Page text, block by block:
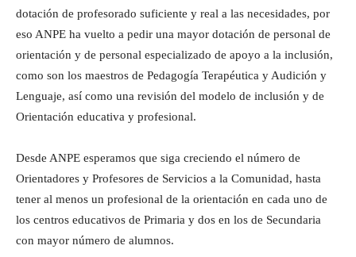
dotación de profesorado suficiente y real a las necesidades, por
eso ANPE ha vuelto a pedir una mayor dotación de personal de
orientación y de personal especializado de apoyo a la inclusión,
como son los maestros de Pedagogía Terapéutica y Audición y
Lenguaje, así como una revisión del modelo de inclusión y de
Orientación educativa y profesional.
Desde ANPE esperamos que siga creciendo el número de
Orientadores y Profesores de Servicios a la Comunidad, hasta
tener al menos un profesional de la orientación en cada uno de
los centros educativos de Primaria y dos en los de Secundaria
con mayor número de alumnos.